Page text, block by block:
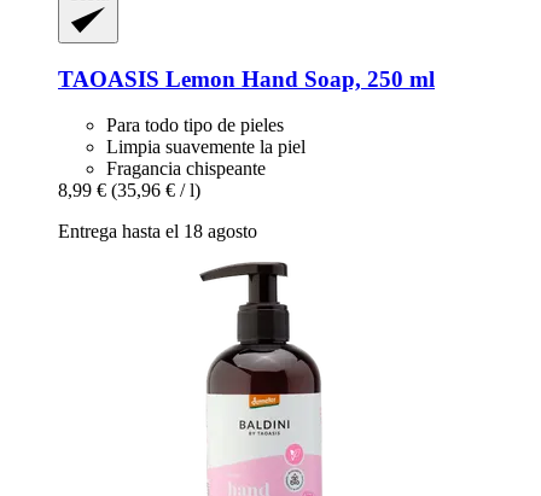
TAOASIS Lemon Hand Soap, 250 ml
Para todo tipo de pieles
Limpia suavemente la piel
Fragancia chispeante
8,99 € (35,96 € / l)
Entrega hasta el 18 agosto